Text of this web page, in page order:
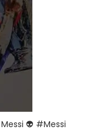
👽 #messi